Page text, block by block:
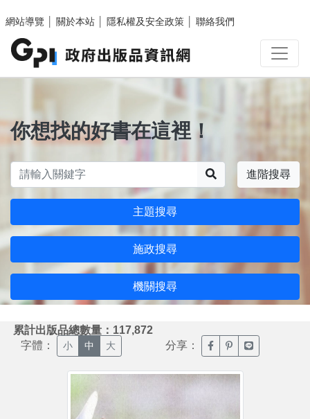
網站導覽
關於本站 隱私權及安全政策 聯絡我們
你想找的好書在這裡！
進階搜尋
主題搜尋
施政搜尋
機關搜尋
累計出版品總數量：117,872
字體： 小 中 大 分享： 臉書分享(另開新視窗)
噗浪分享(另開新
Line分享(另